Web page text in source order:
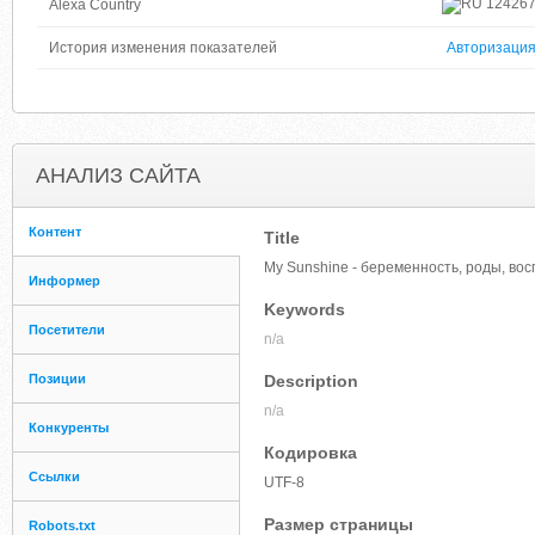
Alexa Country 124267
История изменения показателей Авторизация
АНАЛИЗ САЙТА
Контент
Информер
Посетители
Позиции
Конкуренты
Ссылки
Robots.txt
Title
My Sunshine - беременность, роды,
Keywords
n/a
Description
n/a
Кодировка
UTF-8
Размер страницы